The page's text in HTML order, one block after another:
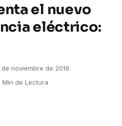
el nuevo
eléctrico:
de noviembre de 2016
Min de Lectura